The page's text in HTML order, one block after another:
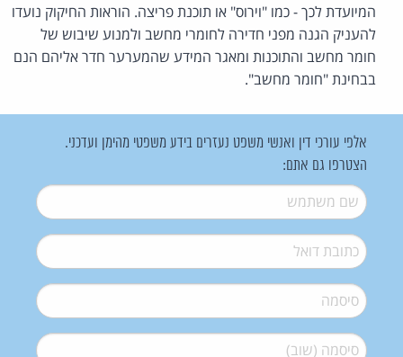
המיועדת לכך - כמו "וירוס" או תוכנת פריצה. הוראות החיקוק נועדו
להעניק הגנה מפני חדירה לחומרי מחשב ולמנוע שיבוש של
חומר מחשב והתוכנות ומאגר המידע שהמערער חדר אליהם הנם
בבחינת "חומר מחשב".
אלפי עורכי דין ואנשי משפט נעזרים בידע משפטי מהימן ועדכני.
הצטרפו גם אתם:
שם משתמש*
דואל*
סיסמה*
סיסמה (שוב)*